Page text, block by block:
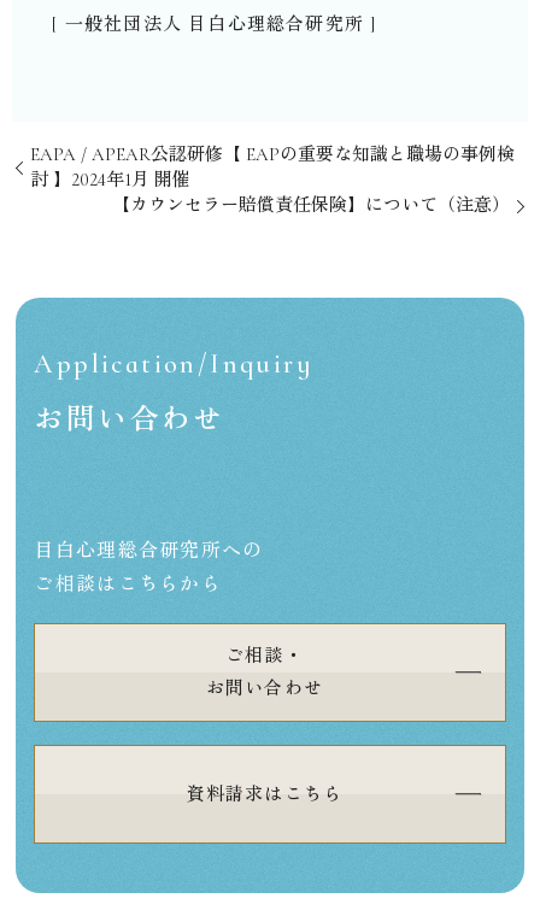
[ 一般社団法人 目白心理総合研究所 ]
EAPA / APEAR公認研修【 EAPの重要な知識と職場の事例検
討 】2024年1月 開催
【カウンセラー賠償責任保険】について（注意）
Application/Inquiry
お問い合わせ
目白心理総合研究所への
ご相談はこちらから
ご相談・
お問い合わせ
資料請求はこちら